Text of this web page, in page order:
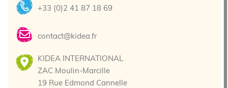
+33 (0)2 41 87 18 69
contact@kidea.fr
KIDEA INTERNATIONAL
ZAC Moulin-Marcille
19 Rue Edmond Cannelle